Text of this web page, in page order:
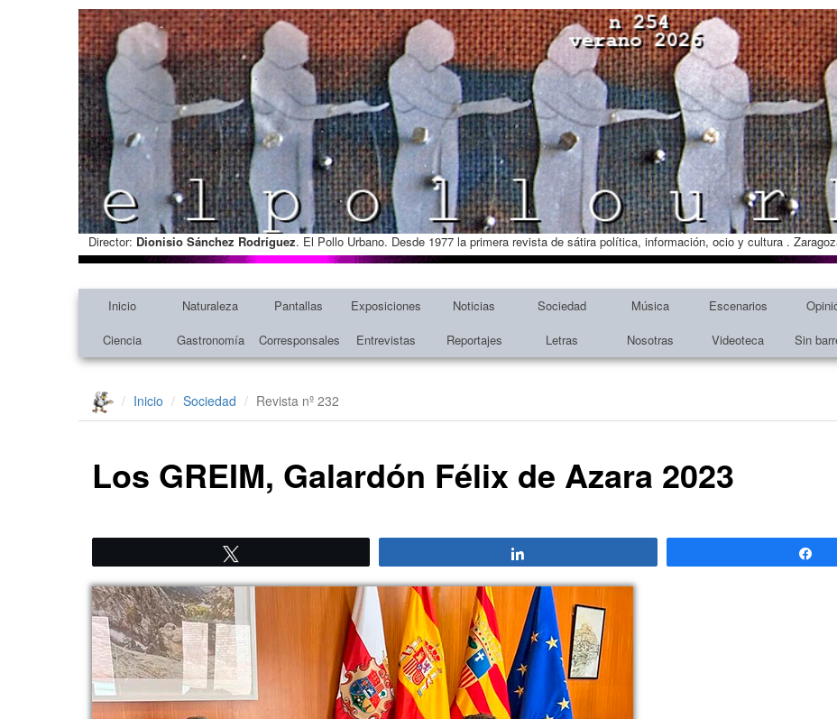
Director: Dionisio Sánchez Rodríguez. El Pollo Urbano. Desde 1977 la primera revista de sátira política, información, ocio y cultura .
Inicio Naturaleza Pantallas Exposiciones Noticias Sociedad Música Escenarios
Ciencia
Gastronomía Corresponsales Entrevistas Reportajes Letras Nosotras Videoteca Sin
Inicio Sociedad Revista nº 232
Los GREIM, Galardón Félix de Azara 2023